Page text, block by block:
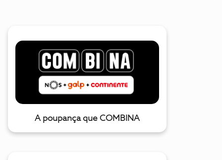
A poupança que COMBINA